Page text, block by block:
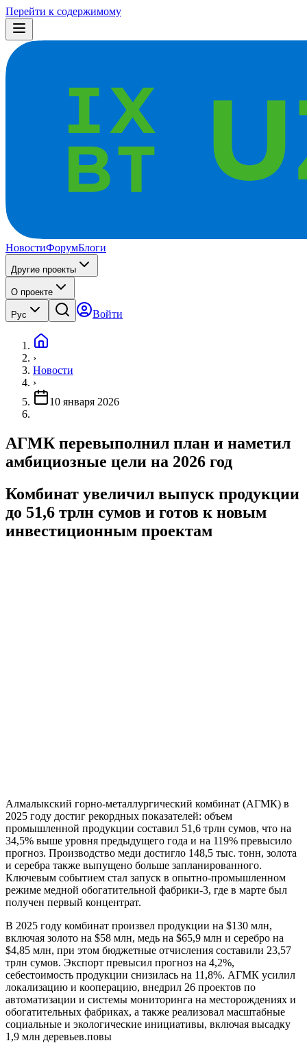
Перейти к содержимому
НовостиФорумБлоги
Другие проекты
О проекте
Рус Войти
›
Новости
›
10 января 2026
АГМК перевыполнил план и наметил
амбициозные цели на 2026 год
Комбинат увеличил выпуск продукции
до 51,6 трлн сумов и готов к новым
инвестиционным проектам
Алмалыкский горно-металлургический комбинат (АГМК) в
2025 году достиг рекордных показателей: объем
промышленной продукции составил 51,6 трлн сумов, что на
34,5% выше уровня предыдущего года и на 119% превысило
прогноз. Производство меди достигло 148,5 тыс. тонн, золота
и серебра также выпущено больше запланированного.
Ключевым событием стал запуск в опытно-промышленном
режиме медной обогатительной фабрики-3, где в марте был
получен первый концентрат.
В 2025 году комбинат произвел продукции на $130 млн,
включая золото на $58 млн, медь на $65,9 млн и серебро на
$4,85 млн, при этом бюджетные отчисления составили 23,57
трлн сумов. Экспорт превысил прогноз на 4,2%,
себестоимость продукции снизилась на 11,8%. АГМК усилил
локализацию и кооперацию, внедрил 26 проектов по
автоматизации и системы мониторинга на месторождениях и
обогатительных фабриках, а также реализовал масштабные
социальные и экологические инициативы, включая высадку
1,9 млн деревьев.повы